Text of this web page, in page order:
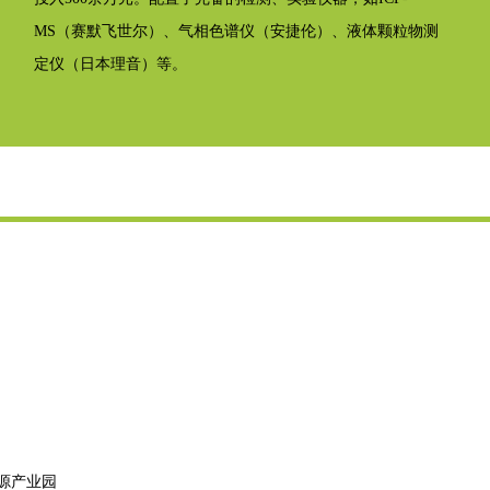
MS（赛默飞世尔）、气相色谱仪（安捷伦）、液体颗粒物测
定仪（日本理音）等。
产业园